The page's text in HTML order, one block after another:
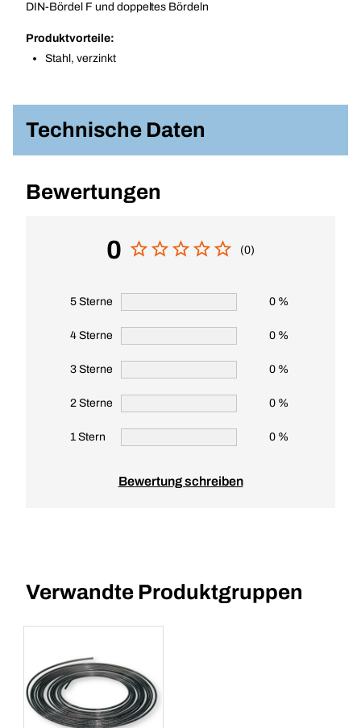
DIN-Bördel F und doppeltes Bördeln
Produktvorteile:
Stahl, verzinkt
Technische Daten
Bewertungen
0 (0)
5 Sterne 0 %
4 Sterne 0 %
3 Sterne 0 %
2 Sterne 0 %
1 Stern 0 %
Bewertung schreiben
Verwandte Produktgruppen